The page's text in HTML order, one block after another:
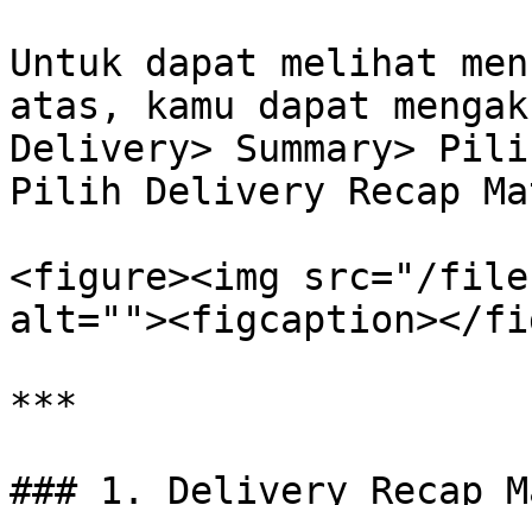
Untuk dapat melihat
atas, kamu dapat
Delivery> Summary>
Pilih Delivery Recap
<figure><img src="/files/
alt=""><figcaption></
***
### 1. Delivery Recap